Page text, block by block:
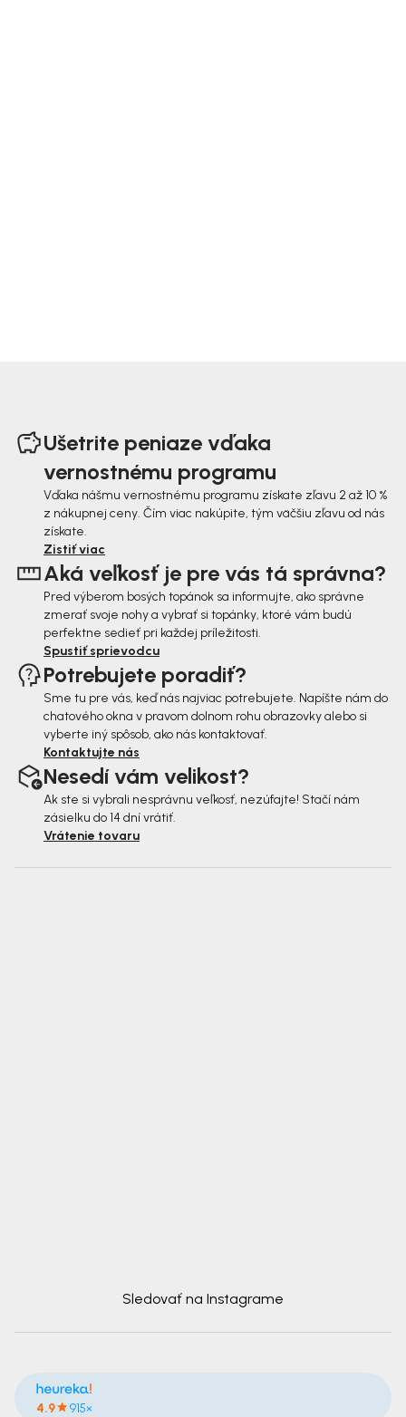
Ušetrite peniaze vďaka
vernostnému programu
Vďaka nášmu vernostnému programu získate zľavu 2 až 10 %
z nákupnej ceny. Čím viac nakúpite, tým väčšiu zľavu od nás
získate.
Zistiť viac
Aká veľkosť je pre vás tá správna?
Pred výberom bosých topánok sa informujte, ako správne
zmerať svoje nohy a vybrať si topánky, ktoré vám budú
perfektne sedieť pri každej príležitosti.
Spustiť sprievodcu
Potrebujete poradiť?
Sme tu pre vás, keď nás najviac potrebujete. Napíšte nám do
chatového okna v pravom dolnom rohu obrazovky alebo si
vyberte iný spôsob, ako nás kontaktovať.
Kontaktujte nás
Nesedí vám velikost?
Ak ste si vybrali nesprávnu veľkosť, nezúfajte! Stačí nám
zásielku do 14 dní vrátiť.
Vrátenie tovaru
Sledovať na Instagrame
4.9 915×